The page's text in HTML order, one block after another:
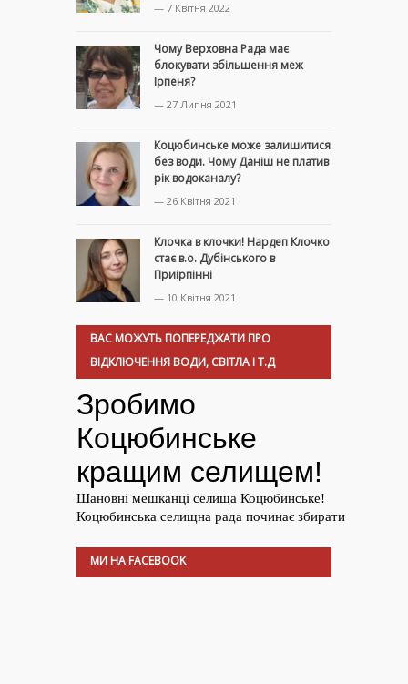
— 7 Квітня 2022
Чому Верховна Рада має
блокувати збільшення меж
Ірпеня?
— 27 Липня 2021
Коцюбинське може залишитися
без води. Чому Даніш не платив
рік водоканалу?
— 26 Квітня 2021
Клочка в клочки! Нардеп Клочко
стає в.о. Дубінського в
Приірпінні
— 10 Квітня 2021
ВАС МОЖУТЬ ПОПЕРЕДЖАТИ ПРО
ВІДКЛЮЧЕННЯ ВОДИ, СВІТЛА І Т.Д
МИ НА FACEBOOK